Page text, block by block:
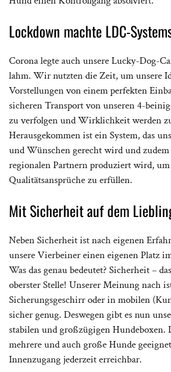
Lockdown machte LDC-
Corona legte auch unsere Lucky-Dog-
lahm. Wir nutzten die Zeit, um unsere
Vorstellungen von einem perfekten
sicheren Transport von unseren 4-
zu verfolgen und Wirklichkeit werden
Herausgekommen ist ein System, das
und Wünschen gerecht wird und
regionalen Partnern produziert wird,
Qualitätsansprüche zu erfüllen.
Mit Sicherheit auf dem
Neben Sicherheit ist nach eigenen
unsere Vierbeiner einen eigenen Platz
Was das genau bedeutet? Sicherheit –
oberster Stelle! Unserer Meinung nach
Sicherungsgeschirr oder in mobilen
sicher genug. Deswegen gibt es nun
stabilen und großzügigen Hundeboxen.
mehrere und auch große Hunde
Innenzugang jederzeit erreichbar.